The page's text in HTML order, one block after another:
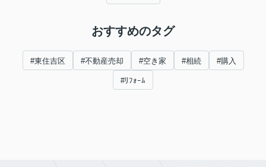
おすすめのタグ
#東住吉区 #不動産売却 #空き家 #相続 #購入
#ﾘﾌｫｰﾑ